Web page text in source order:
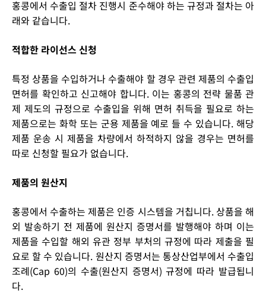
홍콩에서 수출입 절차 진행시 준수해야 하는 규정과 절차는 아
래와 같습니다.
적합한 라이선스 신청
특정 상품을 수입하거나 수출해야 할 경우 관련 제품의 수출입
면허를 확인하고 신고해야 합니다. 이는 홍콩의 전략 물품 관
제 제도의 규정으로 수출입을 위해 면허 취득을 필요로 하는
제품으로는 화학 또는 군용 제품을 예로 들 수 있습니다. 해당
제품 운송 시 제품을 차량에서 하적하지 않을 경우는 면허를
따로 신청할 필요가 없습니다.
제품의 원산지
홍콩에서 수출하는 제품은 인증 시스템을 거칩니다. 상품을 해
외 발송하기 전 제품에 원산지 증명서를 발행해야 하며 이는
제품을 수입할 해외 유관 정부 부처의 규정에 따라 제출을 필
요로 할 수 있습니다. 원산지 증명서는 통상산업부에서 수출입
조례(Cap 60)의 수출(원산지 증명서) 규정에 따라 발급됩니
다.